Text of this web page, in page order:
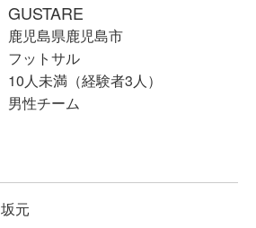
GUSTARE
鹿児島県鹿児島市
フットサル
10人未満（経験者3人）
男性チーム
坂元